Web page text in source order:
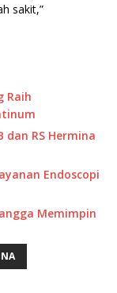
sakit,”
Raih
dan RS Hermina
Endoscopi
Memimpin